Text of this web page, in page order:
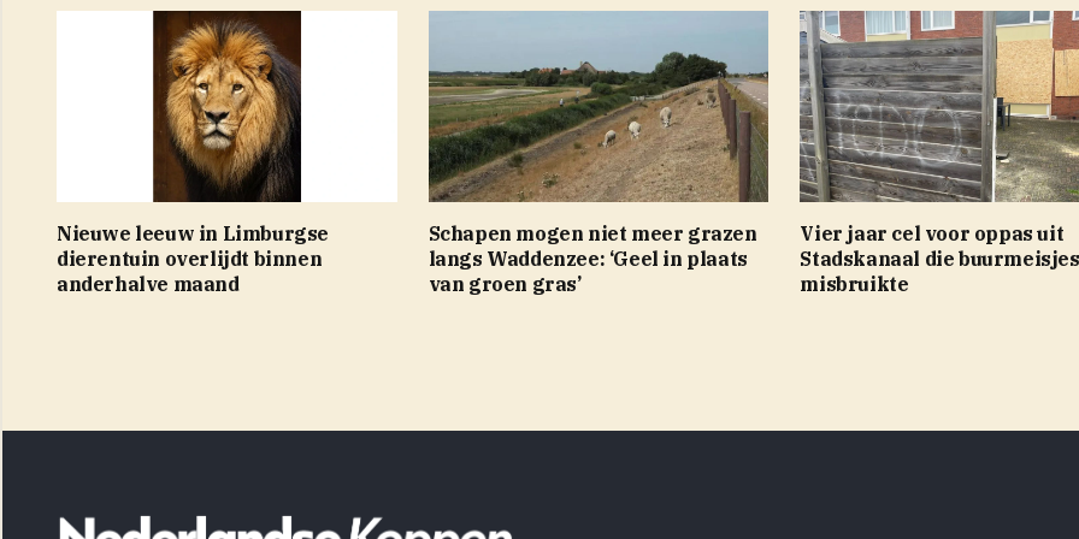
Nieuwe leeuw in Limburgse
dierentuin overlijdt binnen
anderhalve maand
Schapen mogen niet meer grazen
langs Waddenzee: ‘Geel in plaats
van groen gras’
Vier jaar cel voor oppas uit
Stadskanaal die buurmeisjes
misbruikte